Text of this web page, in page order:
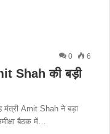
0 6
Shah की बड़ी
Amit Shah ने बड़ा
बैठक में…